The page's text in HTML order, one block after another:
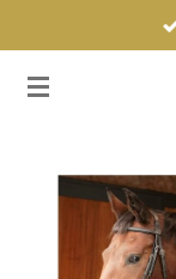
naar